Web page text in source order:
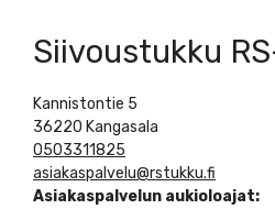
Siivoustukku
Kannistontie 5
36220 Kangasala
0503311825
asiakaspalvelu@rstukku.fi
Asiakaspalvelun aukioloajat: